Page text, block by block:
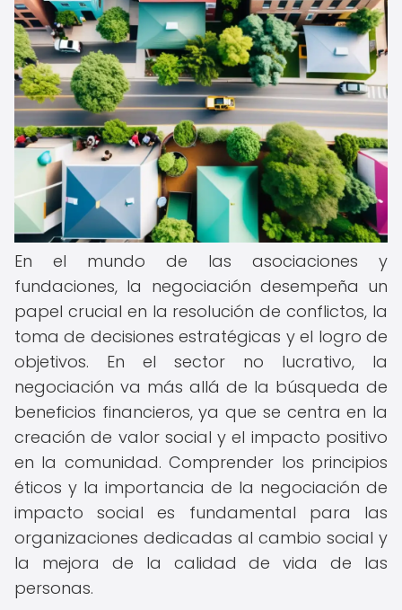
En el mundo de las asociaciones y
fundaciones, la negociación desempeña un
papel crucial en la resolución de conflictos, la
toma de decisiones estratégicas y el logro de
objetivos. En el sector no lucrativo, la
negociación va más allá de la búsqueda de
beneficios financieros, ya que se centra en la
creación de valor social y el impacto positivo
en la comunidad. Comprender los principios
éticos y la importancia de la negociación de
impacto social es fundamental para las
organizaciones dedicadas al cambio social y
la mejora de la calidad de vida de las
personas.